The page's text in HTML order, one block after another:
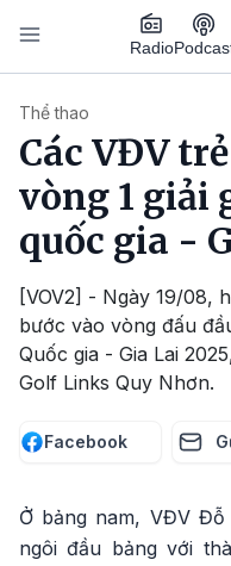
Nhảy đến nội dung
Radio
Thể thao
Các VĐV
vòng 1 giải
quốc gia -
[VOV2] - Ngày 19/08,
bước vào vòng đấu
Quốc gia - Gia Lai
Golf Links Quy Nhơn.
Facebook
Ở bảng nam, VĐV Đỗ
ngôi đầu bảng với